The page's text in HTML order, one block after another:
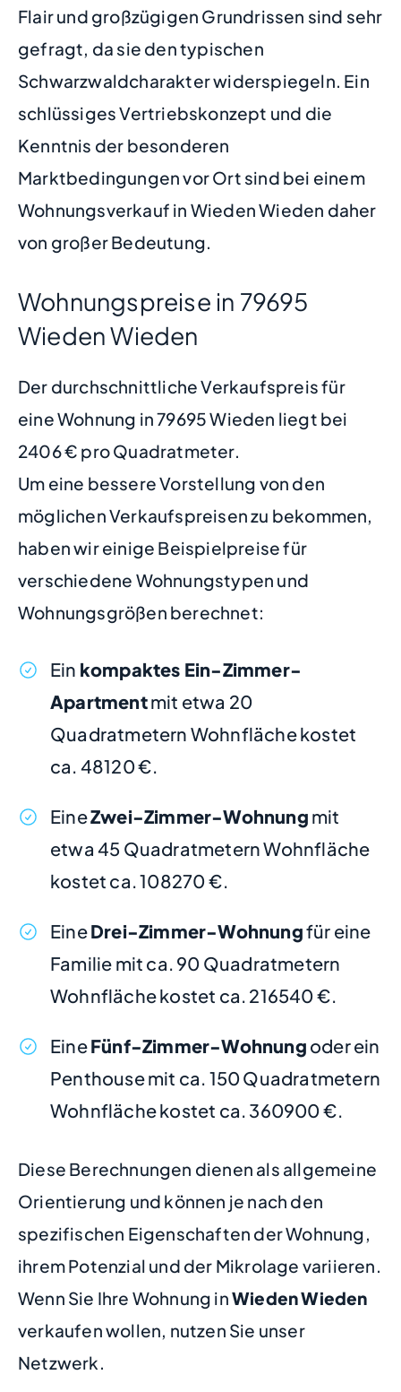
Flair und großzügigen Grundrissen sind sehr
gefragt, da sie den typischen
Schwarzwaldcharakter widerspiegeln. Ein
schlüssiges Vertriebskonzept und die
Kenntnis der besonderen
Marktbedingungen vor Ort sind bei einem
Wohnungsverkauf in Wieden Wieden daher
von großer Bedeutung.
Wohnungspreise in 79695
Wieden Wieden
Der durchschnittliche Verkaufspreis für
eine Wohnung in 79695 Wieden liegt bei
2406 € pro Quadratmeter.
Um eine bessere Vorstellung von den
möglichen Verkaufspreisen zu bekommen,
haben wir einige Beispielpreise für
verschiedene Wohnungstypen und
Wohnungsgrößen berechnet:
Ein kompaktes Ein-Zimmer-
Apartmentmit etwa 20
Quadratmetern Wohnfläche kostet
ca. 48120 €.
EineZwei-Zimmer-Wohnung mit
etwa 45 Quadratmetern Wohnfläche
kostet ca. 108270 €.
EineDrei-Zimmer-Wohnungfür eine
Familie mit ca. 90 Quadratmetern
Wohnfläche kostet ca. 216540 €.
EineFünf-Zimmer-Wohnung oder ein
Penthouse mit ca. 150 Quadratmetern
Wohnfläche kostet ca. 360900 €.
Diese Berechnungen dienen als allgemeine
Orientierung und können je nach den
spezifischen Eigenschaften der Wohnung,
ihrem Potenzial und der Mikrolage variieren.
Wenn Sie Ihre Wohnung inWieden Wieden
verkaufen wollen, nutzen Sie unser
Netzwerk.